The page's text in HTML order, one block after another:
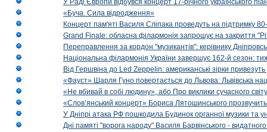
У Раді Європи відбувся концерт 17-річного українського
«Буча. Сила відродження»
Концерт пам'яті Василя Сліпака проведуть на підтримку
Grand Finale: обласна філармонія запрошує на закриття
Переправлення за кордон "музикантів": керівнику
Національна філармонія України завершує 162-й сезон:
Від Гершвіна до Led Zeppelin: американські зірки
«Фауст» Шарля Гуно повертається до Львова: Львівська
«Не вбивай в собі людину», або Про виклики сучасного світу
«Слов’янський концерт» Бориса Лятошинського
У Дніпрі атака РФ пошкодила Будинок органної музики та
Дні памяті "ворога народу" Василя Барвінського -